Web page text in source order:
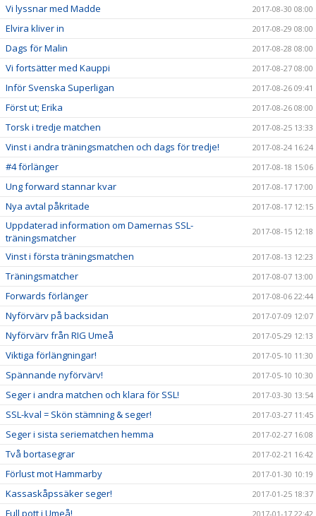
Vi lyssnar med Madde 2017-08-30 08:00
Elvira kliver in 2017-08-29 08:00
Dags för Malin 2017-08-28 08:00
Vi fortsätter med Kauppi 2017-08-27 08:00
Inför Svenska Superligan 2017-08-26 09:41
Först ut; Erika 2017-08-26 08:00
Torsk i tredje matchen 2017-08-25 13:33
Vinst i andra träningsmatchen och dags för tredje! 2017-08-24 16:24
#4 förlänger 2017-08-18 15:06
Ung forward stannar kvar 2017-08-17 17:00
Nya avtal påkritade 2017-08-17 12:15
Uppdaterad information om Damernas SSL-
träningsmatcher
2017-08-15 12:18
Vinst i första träningsmatchen 2017-08-13 12:23
Träningsmatcher 2017-08-07 13:00
Forwards förlänger 2017-08-06 22:44
Nyförvärv på backsidan 2017-07-09 12:07
Nyförvärv från RIG Umeå 2017-05-29 12:13
Viktiga förlängningar! 2017-05-10 11:30
Spännande nyförvärv! 2017-05-10 10:30
Seger i andra matchen och klara för SSL! 2017-03-30 13:54
SSL-kval = Skön stämning & seger! 2017-03-27 11:45
Seger i sista seriematchen hemma 2017-02-27 16:08
Två bortasegrar 2017-02-21 16:42
Förlust mot Hammarby 2017-01-30 10:19
Kassaskåpssäker seger! 2017-01-25 18:37
Full pott i Umeå! 2017-01-17 22:42